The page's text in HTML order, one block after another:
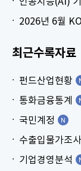
2026년 6월
최근수록자료
펀드산업현황
통화금융통계
국민계정
수출입물가조사
기업경영분석